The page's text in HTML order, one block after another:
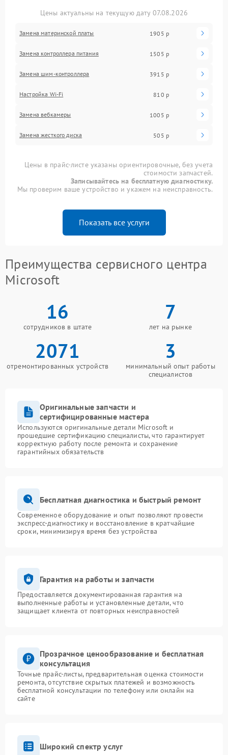
Цены актуальны на текущую дату 07.08.2026
Замена материнской платы 1905 р
Замена контроллера питания 1505 р
Замена шим-контроллера 3915 р
Настройка Wi-Fi 810 р
Замена вебкамеры 1005 р
Замена жесткого диска 505 р
Цены в прайс-листе указаны ориентировочные, без учета
стоимости запчастей.
Записывайтесь на бесплатную диагностику.
Мы проверим ваше устройство и укажем на неисправность.
Показать все услуги
Преимущества сервисного центра
Microsoft
16
сотрудников в штате
7
лет на рынке
2071
отремонтированных устройств
3
минимальный опыт работы
специалистов
Оригинальные запчасти и
сертифицированные мастера
Используются оригинальные детали Microsoft и
прошедшие сертификацию специалисты, что гарантирует
корректную работу после ремонта и сохранение
гарантийных обязательств
Бесплатная диагностика и быстрый ремонт
Современное оборудование и опыт позволяют провести
экспресс-диагностику и восстановление в кратчайшие
сроки, минимизируя время без устройства
Гарантия на работы и запчасти
Предоставляется документированная гарантия на
выполненные работы и установленные детали, что
защищает клиента от повторных неисправностей
Прозрачное ценообразование и бесплатная
консультация
Точные прайс-листы, предварительная оценка стоимости
ремонта, отсутствие скрытых платежей и возможность
бесплатной консультации по телефону или онлайн на
сайте
Широкий спектр услуг